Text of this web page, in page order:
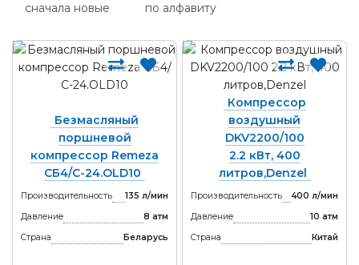
сначала новые
по алфавиту
Безмасляный
поршневой
компрессор Remeza
СБ4/С-24.OLD10
Производительность
135 л/мин
Давление
8 атм
Страна
Беларусь
Компрессор
воздушный
DKV2200/100
2.2 кВт, 400
литров,Denzel
Производительность
400 л/мин
Давление
10 атм
Страна
Китай